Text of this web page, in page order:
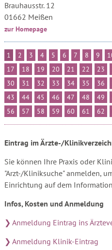
Brauhausstr. 12
01662 Meißen
zur Homepage
1 2 3 4 5 6 7 8 9
17
18 19 20 21 22 23
30
31 32 33 34 35 36
43
44 45 46 47 48 49
56
57 58 59 60 61 62
Eintrag im Ärzte-/
Sie können Ihre Praxis oder
"Arzt-/Kliniksuche" anmelden,
Einrichtung auf dem
Infos, Kosten und Anmeldung
❯ Anmeldung Eintrag ins
❯ Anmeldung Klinik-Eintrag